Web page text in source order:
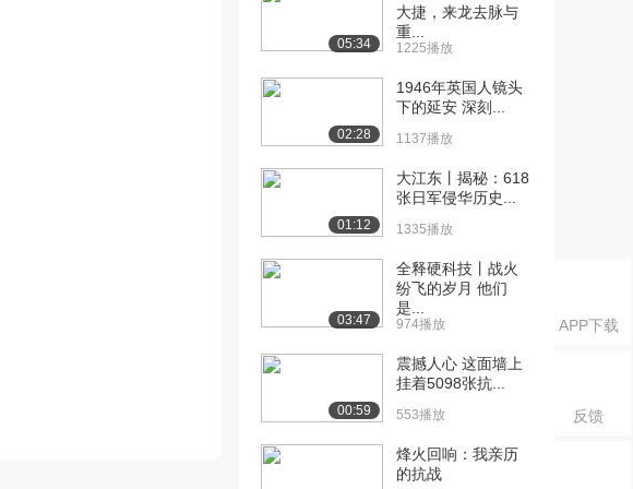
APP下载
反馈
05:34
大捷，来龙去脉与
重...
1225播放
02:28
1946年英国人镜头
下的延安 深刻...
1137播放
01:12
大江东丨揭秘：618
张日军侵华历史...
1335播放
03:47
全释硬科技丨战火
纷飞的岁月 他们
是...
974播放
00:59
震撼人心 这面墙上
挂着5098张抗...
553播放
烽火回响：我亲历
的抗战